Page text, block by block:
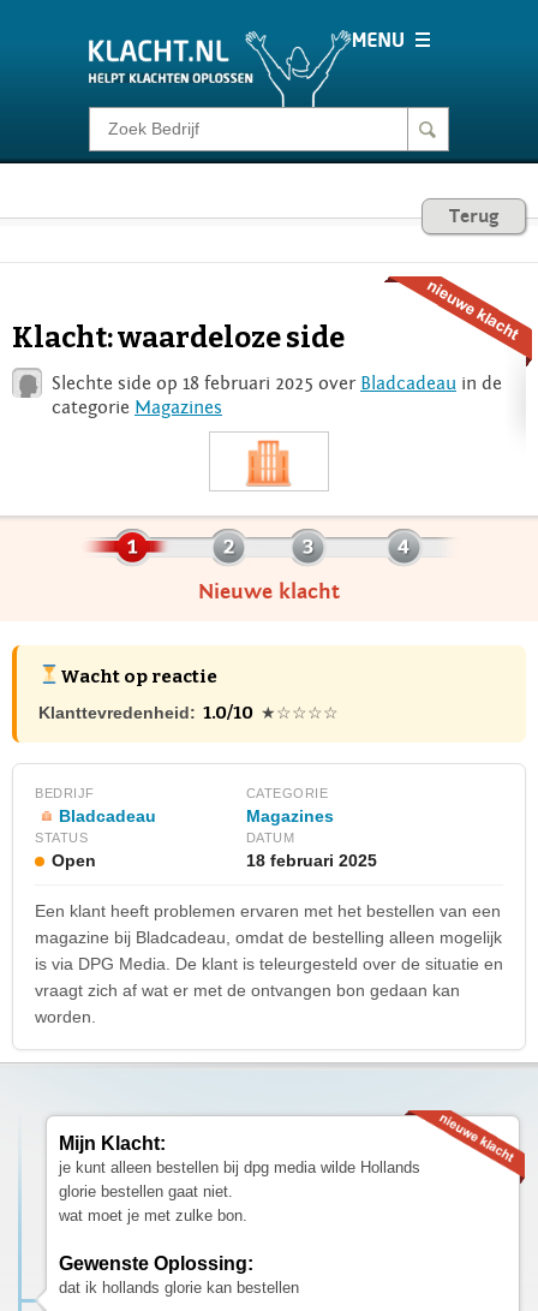
Klacht melden
Consumentenrecht Terug
Klacht: waardeloze side
Slechte side op 18 februari 2025 over Bladcadeau in de
categorie Magazines
Nieuwe klacht
Wacht op reactie
Klanttevredenheid: 1.0/10 ★☆☆☆☆
BEDRIJF
Bladcadeau
CATEGORIE
Magazines
STATUS
Open
DATUM
18 februari 2025
Een klant heeft problemen ervaren met het bestellen van een
magazine bij Bladcadeau, omdat de bestelling alleen mogelijk
is via DPG Media. De klant is teleurgesteld over de situatie en
vraagt zich af wat er met de ontvangen bon gedaan kan
worden.
Mijn Klacht:
je kunt alleen bestellen bij dpg media wilde Hollands
glorie bestellen gaat niet.
wat moet je met zulke bon.
Gewenste Oplossing:
dat ik hollands glorie kan bestellen